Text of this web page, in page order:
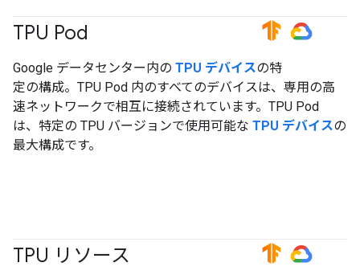
TPU Pod #TensorFlow #GoogleCloud
Google データセンター内の TPU デバイスの特
定の構成。TPU Pod 内のすべてのデバイスは、専用の高
速ネットワークで相互に接続されています。TPU Pod
は、特定の TPU バージョンで使用可能な TPU デバイスの
最大構成です。
TPU リソース #TensorFlow #GoogleCloud